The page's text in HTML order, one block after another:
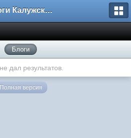
Блоги Калужского перекрестка
Блоги
дал результатов.
Полная версия